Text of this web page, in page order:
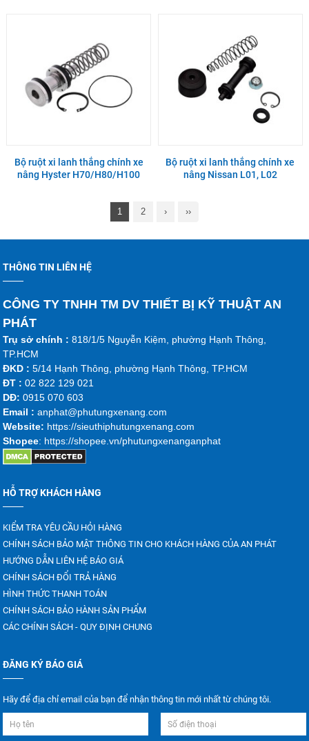
Bộ ruột xi lanh thắng chính xe
nâng Hyster H70/H80/H100
Bộ ruột xi lanh thắng chính xe
nâng Nissan L01, L02
1 2 › ››
THÔNG TIN LIÊN HỆ
CÔNG TY TNHH TM DV THIẾT BỊ KỸ THUẬT AN
PHÁT
Trụ sở chính : 818/1/5 Nguyễn Kiệm, phường Hạnh Thông,
TP.HCM
ĐKD :5/14 Hạnh Thông, phường Hạnh Thông, TP.HCM
ĐT : 02 822 129 021
DĐ:0915 070 603
Email :anphat@phutungxenang.com
Website: https://sieuthiphutungxenang.com
Shopee: https://shopee.vn/phutungxenanganphat
HỖ TRỢ KHÁCH HÀNG
KIỂM TRA YÊU CẦU HỎI HÀNG
CHÍNH SÁCH BẢO MẬT THÔNG TIN CHO KHÁCH HÀNG CỦA AN PHÁT
HƯỚNG DẪN LIÊN HỆ BÁO GIÁ
CHÍNH SÁCH ĐỔI TRẢ HÀNG
HÌNH THỨC THANH TOÁN
CHÍNH SÁCH BẢO HÀNH SẢN PHẨM
CÁC CHÍNH SÁCH - QUY ĐỊNH CHUNG
ĐĂNG KÝ BÁO GIÁ
Hãy để địa chỉ email của bạn để nhận thông tin mới nhất từ chúng tôi.